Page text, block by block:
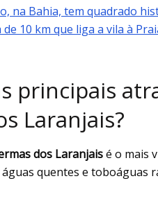
na Bahia, tem quadrado
10 km que liga a vila à
principais
Laranjais?
dos Laranjaisé o mais
quentes e toboáguas